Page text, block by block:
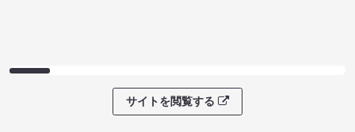
サイトを閲覧する